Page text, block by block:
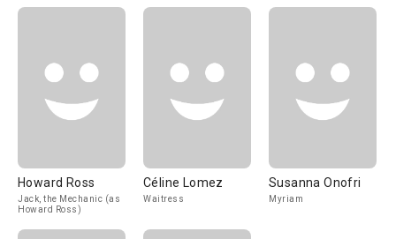
Howard Ross
Jack, the Mechanic (as
Howard Ross)
Céline Lomez
Waitress
Susanna Onofri
Myriam